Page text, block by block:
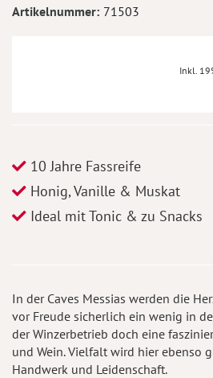
Artikelnummer 71503
Inkl.
10 Jahre Fassreife
Honig, Vanille & Muskat
Ideal mit Tonic & zu Snacks
In der Caves Messias werden die
vor Freude sicherlich ein wenig in
der Winzerbetrieb doch eine
und Wein. Vielfalt wird hier ebenso
Handwerk und Leidenschaft.